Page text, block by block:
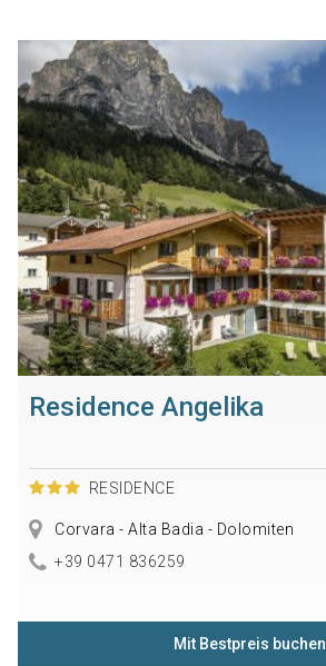
Residence Angelika
RESIDENCE
Corvara - Alta Badia - Dolomiten
+39 0471 836259
Mit Bestpreis buchen